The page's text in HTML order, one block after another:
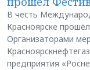
В честь
Красноярске
Организаторами
предприятия